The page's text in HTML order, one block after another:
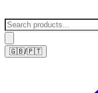
🇬🇧/🇵🇹